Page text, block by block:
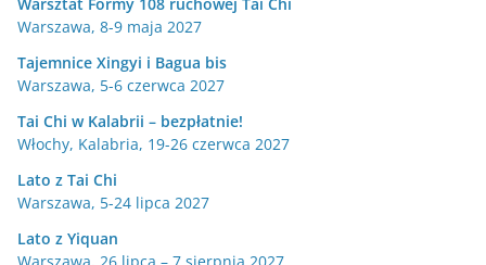
Warszawa, 8-9 maja 2027
Tajemnice Xingyi i Bagua bis
Warszawa, 5-6 czerwca 2027
Tai Chi w Kalabrii – bezpłatnie!
Włochy, Kalabria, 19-26 czerwca 2027
Lato z Tai Chi
Warszawa, 5-24 lipca 2027
Lato z Yiquan
Warszawa, 26 lipca – 7 sierpnia 2027